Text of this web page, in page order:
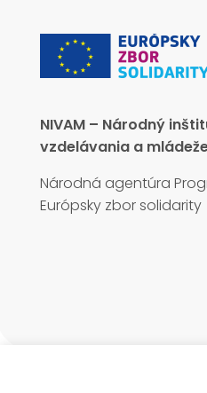
NIVAM – Národný
vzdelávania a
Národná agentúra
Európsky zbor solidarity